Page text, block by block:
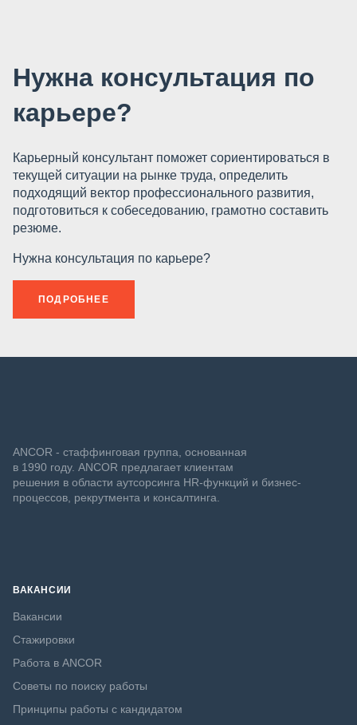
Нужна консультация по
карьере?
Карьерный консультант поможет сориентироваться в
текущей ситуации на рынке труда, определить
подходящий вектор профессионального развития,
подготовиться к собеседованию, грамотно составить
резюме.
Нужна консультация по карьере?
ПОДРОБНЕЕ
ANCOR - стаффинговая группа, основанная
в 1990 году. ANCOR предлагает клиентам
решения в области аутсорсинга HR-функций и бизнес-
процессов, рекрутмента и консалтинга.
ВАКАНСИИ
Вакансии
Стажировки
Работа в ANCOR
Советы по поиску работы
Принципы работы с кандидатом